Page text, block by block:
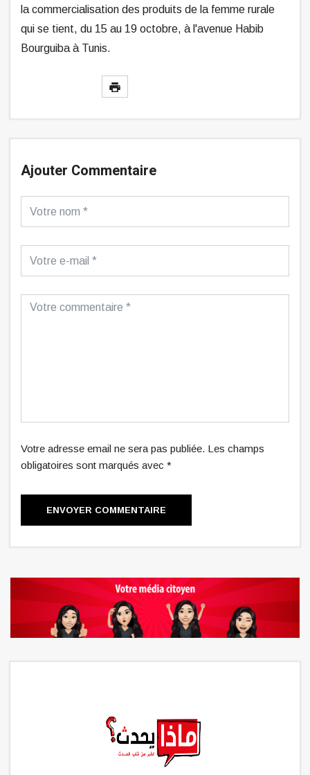
la commercialisation des produits de la femme rurale
qui se tient, du 15 au 19 octobre, à l'avenue Habib
Bourguiba à Tunis.
Ajouter Commentaire
Votre adresse email ne sera pas publiée. Les champs
obligatoires sont marqués avec *
ENVOYER COMMENTAIRE